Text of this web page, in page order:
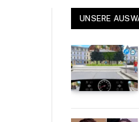
UNSERE